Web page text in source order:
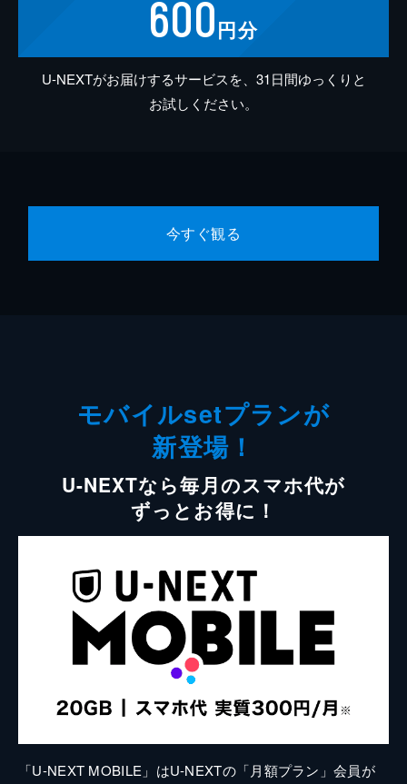
600円分
U-NEXTがお届けするサービスを、31日間ゆっくりと
お試しください。
今すぐ観る
モバイルsetプランが
新登場！
U-NEXTなら毎月のスマホ代が
ずっとお得に！
「U-NEXT MOBILE」はU-NEXTの「月額プラン」会員が